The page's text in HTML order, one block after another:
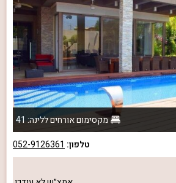
מקסימום אורחים ללינה: 41
טלפון: 052-9126361